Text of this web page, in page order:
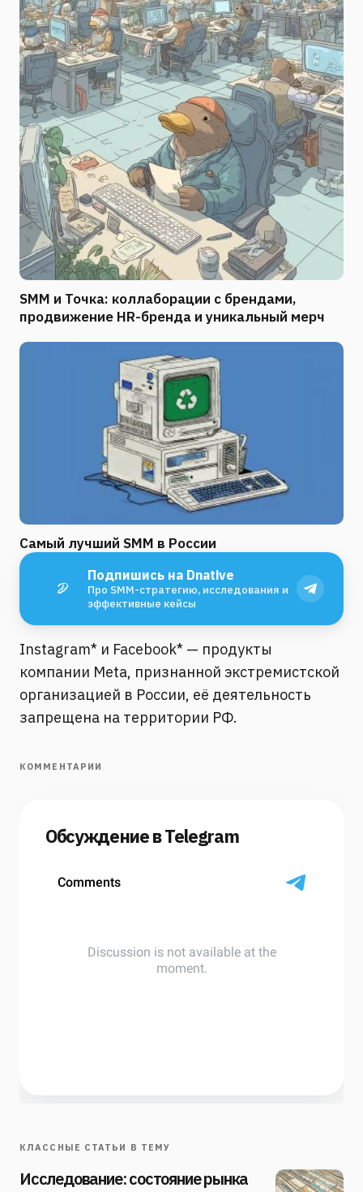
SMM и Точка: коллаборации с брендами,
продвижение HR-бренда и уникальный мерч
Самый лучший SMM в России
Подпишись на Dnative
Про SMM-стратегию, исследования и
эффективные кейсы
Instagram* и Facebook* — продукты
компании Meta, признанной экстремистской
организацией в России, её деятельность
запрещена на территории РФ.
КОММЕНТАРИИ
Обсуждение в Telegram
КЛАССНЫЕ СТАТЬИ В ТЕМУ
Исследование: состояние рынка